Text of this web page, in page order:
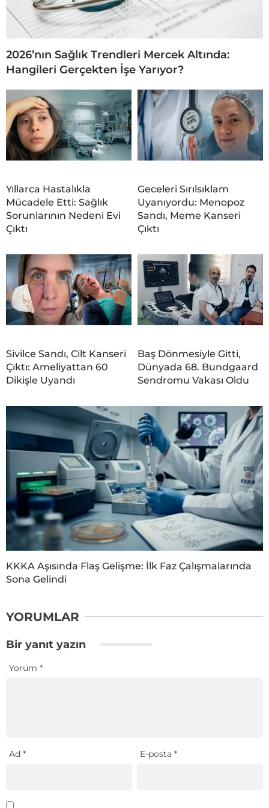
2026’nın Sağlık Trendleri Mercek Altında:
Hangileri Gerçekten İşe Yarıyor?
Yıllarca Hastalıkla
Mücadele Etti: Sağlık
Sorunlarının Nedeni Evi
Çıktı
Geceleri Sırılsıklam
Uyanıyordu: Menopoz
Sandı, Meme Kanseri
Çıktı
Sivilce Sandı, Cilt Kanseri
Çıktı: Ameliyattan 60
Dikişle Uyandı
Baş Dönmesiyle Gitti,
Dünyada 68. Bundgaard
Sendromu Vakası Oldu
KKKA Aşısında Flaş Gelişme: İlk Faz Çalışmalarında
Sona Gelindi
YORUMLAR
Bir yanıt yazın
Yorum *
Ad * E-posta*